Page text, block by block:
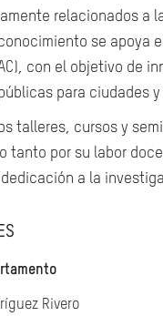
relacionados a
se apoya
con el objetivo de
para ciudades
talleres, cursos y
tanto por su labor
a la
Rivero